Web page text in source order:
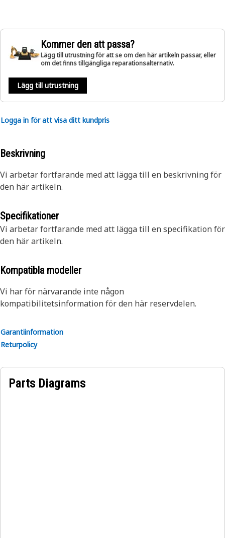
Kommer den att passa?
Lägg till utrustning för att se om den här artikeln passar, eller
om det finns tillgängliga reparationsalternativ.
Lägg till utrustning
Logga in för att visa ditt kundpris
Beskrivning
Vi arbetar fortfarande med att lägga till en beskrivning för
den här artikeln.
Specifikationer
Vi arbetar fortfarande med att lägga till en specifikation för
den här artikeln.
Kompatibla modeller
Vi har för närvarande inte någon
kompatibilitetsinformation för den här reservdelen.
Garantiinformation
Returpolicy
Parts Diagrams